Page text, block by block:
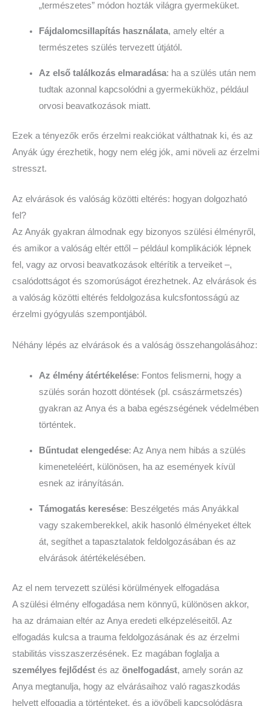
„természetes” módon hozták világra gyermeküket.
Fájdalomcsillapítás használata, amely eltér a
természetes szülés tervezett útjától.
Az első találkozás elmaradása: ha a szülés után nem
tudtak azonnal kapcsolódni a gyermekükhöz, például
orvosi beavatkozások miatt.
Ezek a tényezők erős érzelmi reakciókat válthatnak ki, és az
Anyák úgy érezhetik, hogy nem elég jók, ami növeli az érzelmi
stresszt.
Az elvárások és valóság közötti eltérés: hogyan dolgozható
fel?
Az Anyák gyakran álmodnak egy bizonyos szülési élményről,
és amikor a valóság eltér ettől – például komplikációk lépnek
fel, vagy az orvosi beavatkozások eltérítik a terveiket –,
csalódottságot és szomorúságot érezhetnek. Az elvárások és
a valóság közötti eltérés feldolgozása kulcsfontosságú az
érzelmi gyógyulás szempontjából.
Néhány lépés az elvárások és a valóság összehangolásához:
Az élmény átértékelése: Fontos felismerni, hogy a
szülés során hozott döntések (pl. császármetszés)
gyakran az Anya és a baba egészségének védelmében
történtek.
Bűntudat elengedése: Az Anya nem hibás a szülés
kimeneteléért, különösen, ha az események kívül
esnek az irányításán.
Támogatás keresése: Beszélgetés más Anyákkal
vagy szakemberekkel, akik hasonló élményeket éltek
át, segíthet a tapasztalatok feldolgozásában és az
elvárások átértékelésében.
Az el nem tervezett szülési körülmények elfogadása
A szülési élmény elfogadása nem könnyű, különösen akkor,
ha az drámaian eltér az Anya eredeti elképzeléseitől. Az
elfogadás kulcsa a trauma feldolgozásának és az érzelmi
stabilitás visszaszerzésének. Ez magában foglalja a
személyes fejlődést és az önelfogadást, amely során az
Anya megtanulja, hogy az elvárásaihoz való ragaszkodás
helyett elfogadja a történteket, és a jövőbeli kapcsolódásra